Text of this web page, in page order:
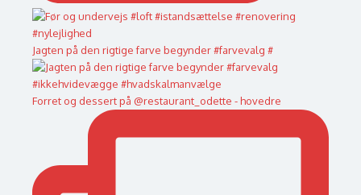
Jagten på den rigtige farve begynder #farvevalg #
Forret og dessert på @restaurant_odette - hovedre